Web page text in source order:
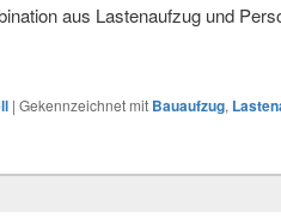
aus Lastenaufzug und
– Schwarzhofen
| Gekennzeichnet mit Bauaufzug,